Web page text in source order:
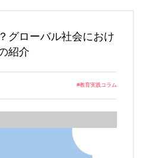
グローバル社会におけ
紹介
#教育実践コラム